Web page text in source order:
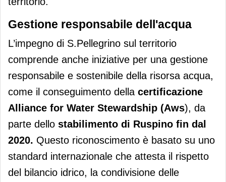
Gestione responsabile dell'acqua
L’impegno di S.Pellegrino sul territorio
comprende anche iniziative per una gestione
responsabile e sostenibile della risorsa acqua,
come il conseguimento della certificazione
Alliance for Water Stewardship (Aws), da
parte dello stabilimento di Ruspino fin dal
2020. Questo riconoscimento è basato su uno
standard internazionale che attesta il rispetto
del bilancio idrico, la condivisione delle